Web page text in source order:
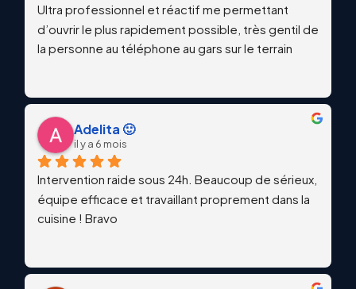
Ultra professionnel et réactif me permettant
d’ouvrir le plus rapidement possible, très gentil de
la personne au téléphone au gars sur le terrain
Adelita 🙂
il y a 6 mois
Intervention raide sous 24h. Beaucoup de sérieux,
équipe efficace et travaillant proprement dans la
cuisine ! Bravo